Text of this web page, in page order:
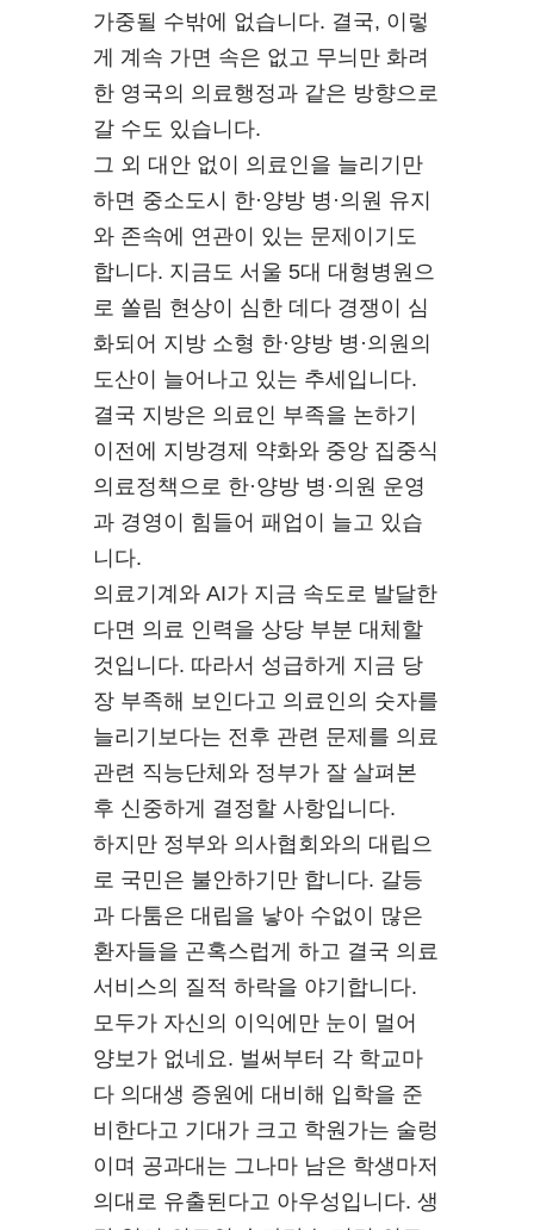
가중될 수밖에 없습니다. 결국, 이렇
게 계속 가면 속은 없고 무늬만 화려
한 영국의 의료행정과 같은 방향으로
갈 수도 있습니다.
그 외 대안 없이 의료인을 늘리기만
하면 중소도시 한·양방 병·의원 유지
와 존속에 연관이 있는 문제이기도
합니다. 지금도 서울 5대 대형병원으
로 쏠림 현상이 심한 데다 경쟁이 심
화되어 지방 소형 한·양방 병·의원의
도산이 늘어나고 있는 추세입니다.
결국 지방은 의료인 부족을 논하기
이전에 지방경제 약화와 중앙 집중식
의료정책으로 한·양방 병·의원 운영
과 경영이 힘들어 패업이 늘고 있습
니다.
의료기계와 AI가 지금 속도로 발달한
다면 의료 인력을 상당 부분 대체할
것입니다. 따라서 성급하게 지금 당
장 부족해 보인다고 의료인의 숫자를
늘리기보다는 전후 관련 문제를 의료
관련 직능단체와 정부가 잘 살펴본
후 신중하게 결정할 사항입니다.
하지만 정부와 의사협회와의 대립으
로 국민은 불안하기만 합니다. 갈등
과 다툼은 대립을 낳아 수없이 많은
환자들을 곤혹스럽게 하고 결국 의료
서비스의 질적 하락을 야기합니다.
모두가 자신의 이익에만 눈이 멀어
양보가 없네요. 벌써부터 각 학교마
다 의대생 증원에 대비해 입학을 준
비한다고 기대가 크고 학원가는 술렁
이며 공과대는 그나마 남은 학생마저
의대로 유출된다고 아우성입니다. 생